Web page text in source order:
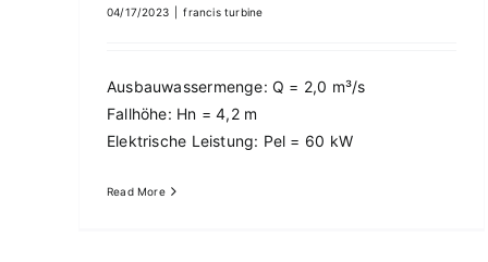
04/17/2023 francis turbine
Ausbauwassermenge: Q = 2,0 m³/s
Fallhöhe: Hn = 4,2 m
Elektrische Leistung: Pel = 60 kW
Read More
4 Francis-Turbines “Kriebstein”